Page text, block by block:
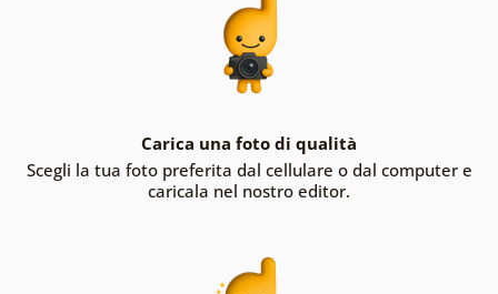
Carica una foto di qualità
Scegli la tua foto preferita dal cellulare o dal computer e
caricala nel nostro editor.